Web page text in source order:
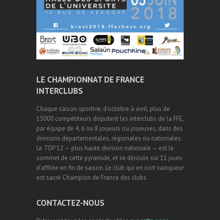
LE CHAMPIONNAT DE FRANCE
INTERCLUBS
Chaque saison sportive, d’octobre à avril, plus de
15000 compétiteurs disputent les interclubs de la FFE,
par équipe de 4, 6 ou 8 joueurs ou joueuses, dans des
divisions départementales, régionales ou nationales.
Le TOP 12 — plus haute division nationale — est le
sommet de cette pyramide, et se déroule sur 11 jours
d’affilée en fin de saison. Le club qui en sort vainqueur
est sacré Champion de France des clubs.
CONTACTEZ-NOUS